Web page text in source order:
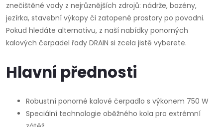
znečištěné vody z nejrůznějších zdrojů: nádrže, bazény,
jezírka, stavební výkopy či zatopené prostory po povodni.
Pokud hledáte alternativu, z naší nabídky ponorných
kalových čerpadel řady DRAIN si zcela jistě vyberete.
Hlavní přednosti
Robustní ponorné kalové čerpadlo s výkonem 750 W
Speciální technologie oběžného kola pro extrémní